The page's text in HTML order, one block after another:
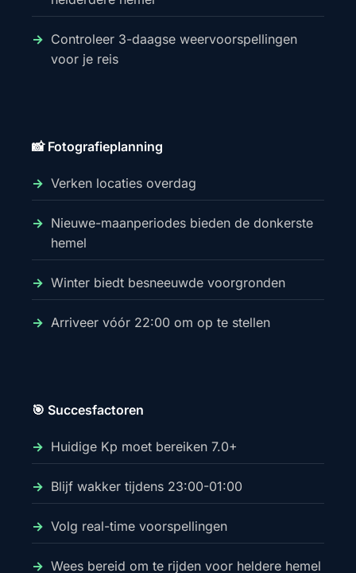
Controleer 3-daagse weervoorspellingen
voor je reis
📸 Fotografieplanning
Verken locaties overdag
Nieuwe-maanperiodes bieden de donkerste
hemel
Winter biedt besneeuwde voorgronden
Arriveer vóór 22:00 om op te stellen
🎯 Succesfactoren
Huidige Kp moet bereiken 7.0+
Blijf wakker tijdens 23:00-01:00
Volg real-time voorspellingen
Wees bereid om te rijden voor heldere hemel